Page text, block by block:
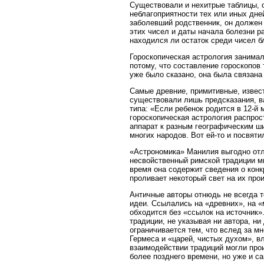
Существовали и нехитрые таблицы,
неблагоприятности тех или иных
заболевший родственник, он
этих чисел и даты начала болезни
находился ли остаток среди чисел
Гороскопическая астрология
потому, что составление
уже было сказано, она была
Самые древние, примитивные,
существовали лишь предсказания,
типа: «Если ребенок родится в 12-й
гороскопическая астрология
аппарат к разным географическим
многих народов. Вот ей-то и
«Астрономика» Манилия выгодно
несвойственный римской традиции
время она содержит сведения о
проливает некоторый свет на их
Античные авторы отнюдь не всегда
идеи. Ссылались на «древних», на
обходится без «ссылок на
традиции, не указывая ни автора,
ограничивается тем, что вслед за
Гермеса и «царей, чистых духом»,
взаимодействии традиций могли
более позднего времени, но уже и